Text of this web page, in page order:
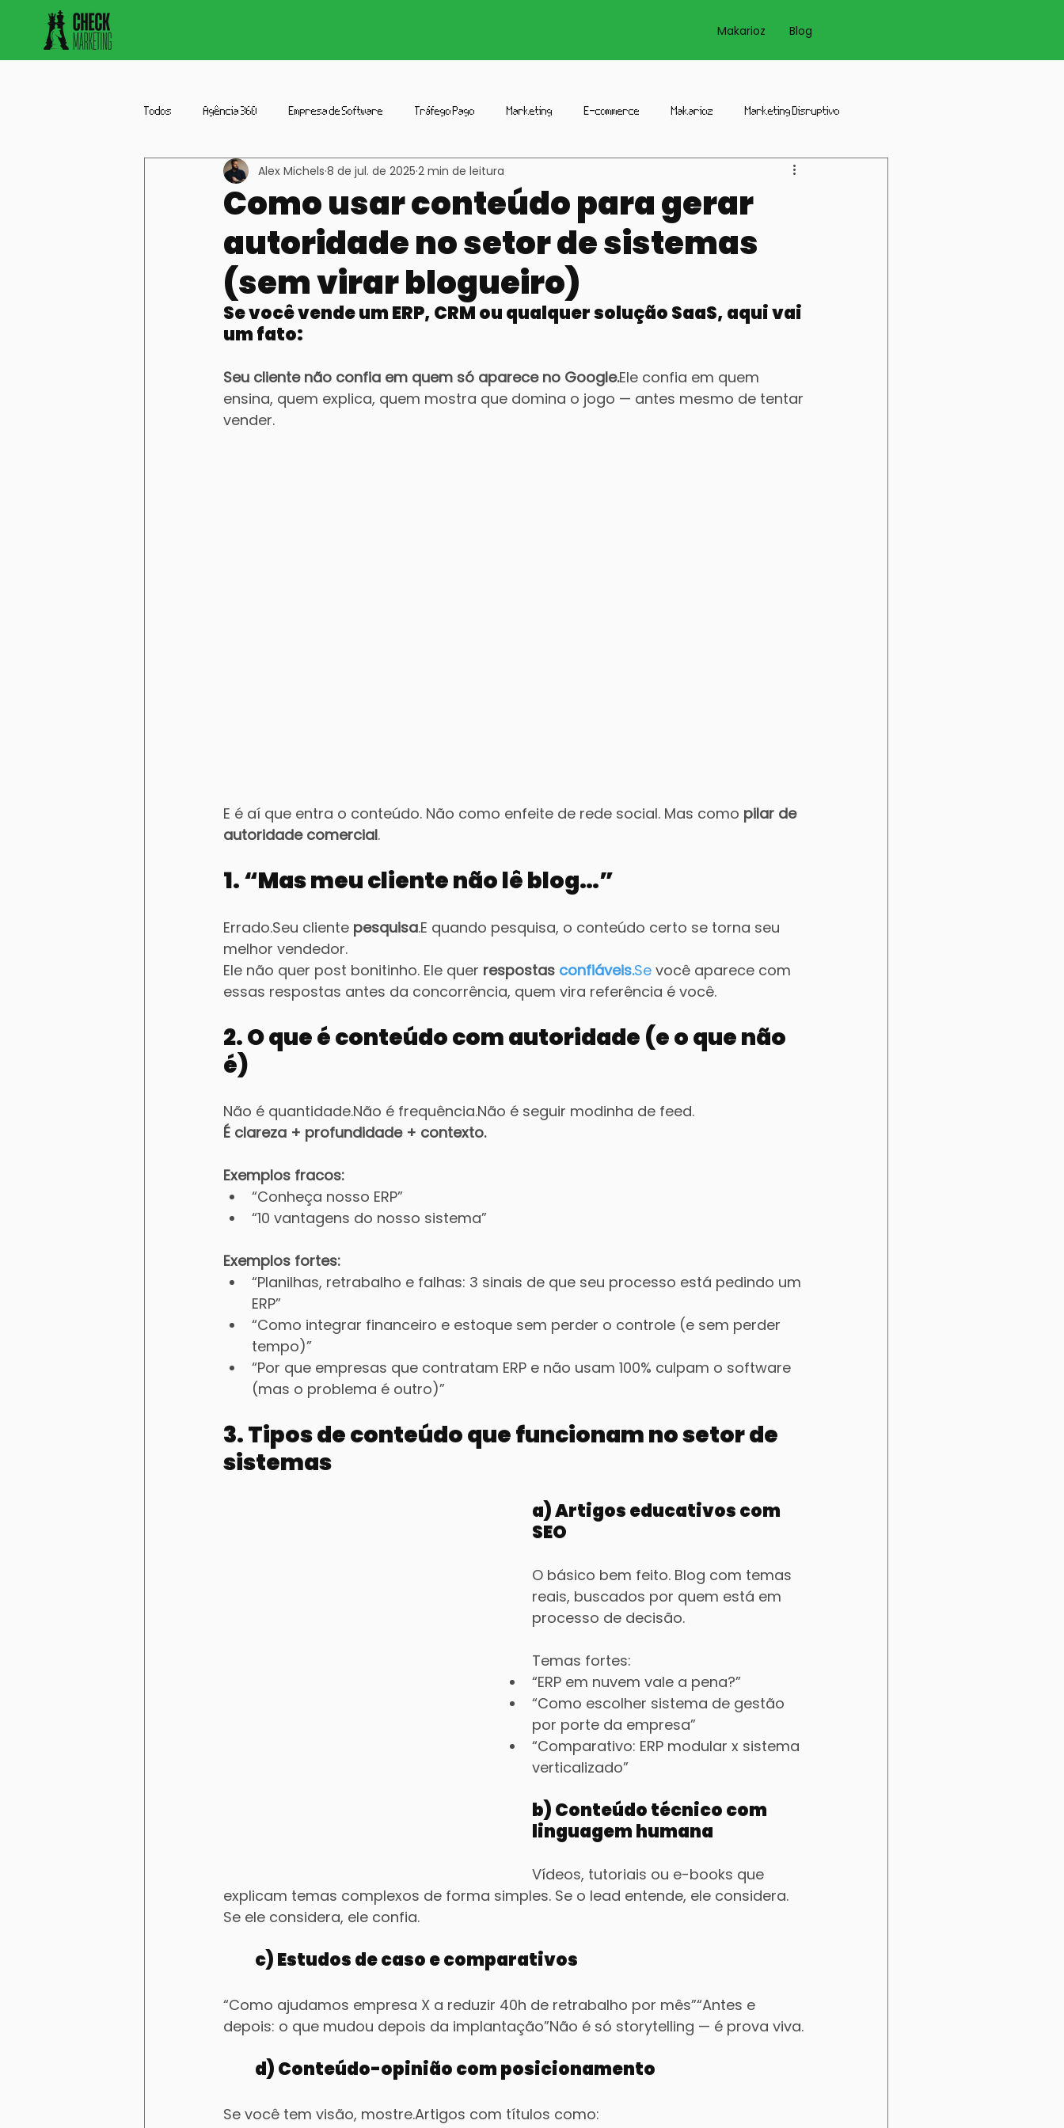
Makarioz Blog
Todos Agência 360 Empresa de Software Tráfego Pago Marketing E-commerce Makarioz Marketing Disruptivo
Farmacia Imobiliário Social Media Marketing de Afiliados
Como usar conteúdo para gerar
autoridade no setor de sistemas
(sem virar blogueiro)
Alex Michels 8 de jul. de 2025 2 min de leitura
Se você vende um ERP, CRM ou qualquer solução SaaS, aqui vai
um fato:
Seu cliente não confia em quem só aparece no Google.Ele confia em quem
ensina, quem explica, quem mostra que domina o jogo — antes mesmo de tentar
vender.
E é aí que entra o conteúdo. Não como enfeite de rede social. Mas como pilar de
autoridade comercial.
1. “Mas meu cliente não lê blog…”
Errado.Seu cliente pesquisa.E quando pesquisa, o conteúdo certo se torna seu
melhor vendedor.
Ele não quer post bonitinho. Ele quer respostas confiáveis.Se você aparece com
essas respostas antes da concorrência, quem vira referência é você.
2. O que é conteúdo com autoridade (e o que não
é)
Não é quantidade.Não é frequência.Não é seguir modinha de feed.
É clareza + profundidade + contexto.
Exemplos fracos:
“Conheça nosso ERP”
“10 vantagens do nosso sistema”
Exemplos fortes:
“Planilhas, retrabalho e falhas: 3 sinais de que seu processo está pedindo um
ERP”
“Como integrar financeiro e estoque sem perder o controle (e sem perder
tempo)”
“Por que empresas que contratam ERP e não usam 100% culpam o software
(mas o problema é outro)”
3. Tipos de conteúdo que funcionam no setor de
sistemas
a) Artigos educativos com
SEO
O básico bem feito. Blog com temas
reais, buscados por quem está em
processo de decisão.
Temas fortes:
“ERP em nuvem vale a pena?”
“Como escolher sistema de gestão
por porte da empresa”
“Comparativo: ERP modular x sistema
verticalizado”
b) Conteúdo técnico com
linguagem humana
Vídeos, tutoriais ou e-books que
explicam temas complexos de forma simples. Se o lead entende, ele considera.
Se ele considera, ele confia.
	c) Estudos de caso e comparativos
“Como ajudamos empresa X a reduzir 40h de retrabalho por mês”“Antes e
depois: o que mudou depois da implantação”Não é só storytelling — é prova viva.
	d) Conteúdo-opinião com posicionamento
Se você tem visão, mostre.Artigos com títulos como: